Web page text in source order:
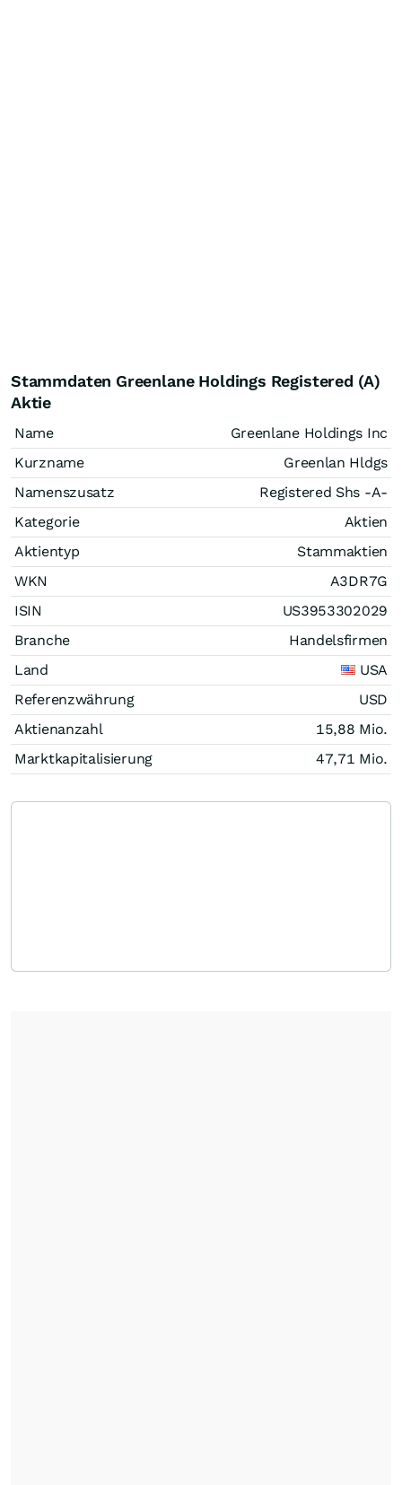
Stammdaten Greenlane Holdings Registered (A)
Aktie
Name
Greenlane Holdings Inc
Kurzname
Greenlan Hldgs
Namenszusatz
Registered Shs -A-
Kategorie
Aktien
Aktientyp
Stammaktien
WKN
A3DR7G
ISIN
US3953302029
Branche
Handelsfirmen
Land
USA
Referenzwährung
USD
Aktienanzahl
15,88 Mio.
Marktkapitalisierung
47,71 Mio.